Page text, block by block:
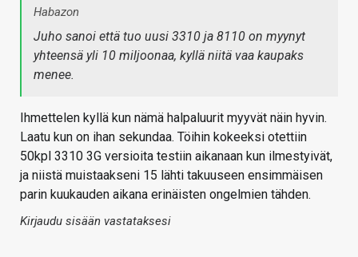
Habazon
Juho sanoi että tuo uusi 3310 ja 8110 on myynyt
yhteensä yli 10 miljoonaa, kyllä niitä vaa kaupaks
menee.
Ihmettelen kyllä kun nämä halpaluurit myyvät näin hyvin.
Laatu kun on ihan sekundaa. Töihin kokeeksi otettiin
50kpl 3310 3G versioita testiin aikanaan kun ilmestyivät,
ja niistä muistaakseni 15 lähti takuuseen ensimmäisen
parin kuukauden aikana erinäisten ongelmien tähden.
Kirjaudu sisään vastataksesi